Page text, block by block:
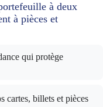
à deux
à pièces et
qui protège
cartes, billets et pièces